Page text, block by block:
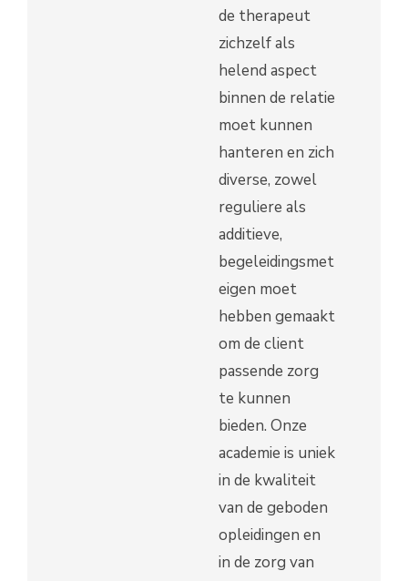
de therapeut
zichzelf als
helend aspect
binnen de relatie
moet kunnen
hanteren en zich
diverse, zowel
reguliere als
additieve,
begeleidingsmethodieken
eigen moet
hebben gemaakt
om de client
passende zorg
te kunnen
bieden. Onze
academie is uniek
in de kwaliteit
van de geboden
opleidingen en
in de zorg van